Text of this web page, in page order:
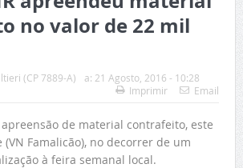
no valor de 22 mil
(CP 7889-A) a: 21 Agosto, 2016 - 10:28
Imprimir
Email
de material contrafeito, este
(VN Famalicão), no decorrer de um
à feira semanal local.